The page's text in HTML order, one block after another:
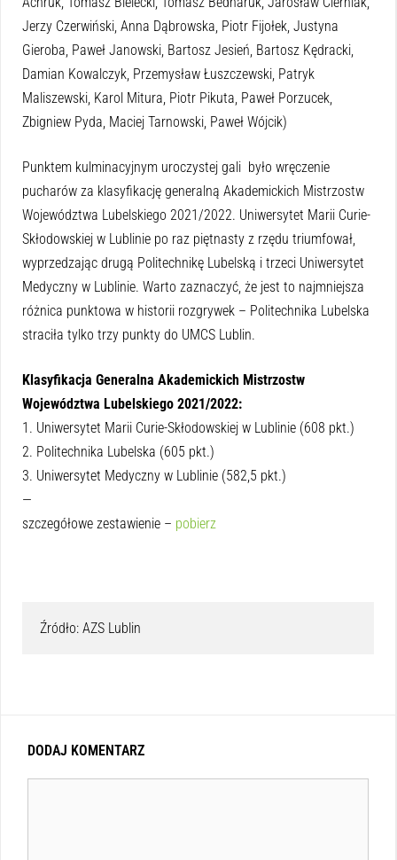
Jerzy Czerwiński, Anna Dąbrowska, Piotr Fijołek, Justyna
Gieroba, Paweł Janowski, Bartosz Jesień, Bartosz Kędracki,
Damian Kowalczyk, Przemysław Łuszczewski, Patryk
Maliszewski, Karol Mitura, Piotr Pikuta, Paweł Porzucek,
Zbigniew Pyda, Maciej Tarnowski, Paweł Wójcik)
Punktem kulminacyjnym uroczystej gali było wręczenie
pucharów za klasyfikację generalną Akademickich Mistrzostw
Województwa Lubelskiego 2021/2022. Uniwersytet Marii Curie-
Skłodowskiej w Lublinie po raz piętnasty z rzędu triumfował,
wyprzedzając drugą Politechnikę Lubelską i trzeci Uniwersytet
Medyczny w Lublinie. Warto zaznaczyć, że jest to najmniejsza
różnica punktowa w historii rozgrywek – Politechnika Lubelska
straciła tylko trzy punkty do UMCS Lublin.
Klasyfikacja Generalna Akademickich Mistrzostw
Województwa Lubelskiego 2021/2022:
1. Uniwersytet Marii Curie-Skłodowskiej w Lublinie (608 pkt.)
2. Politechnika Lubelska (605 pkt.)
3. Uniwersytet Medyczny w Lublinie (582,5 pkt.)
—
szczegółowe zestawienie – pobierz
Źródło: AZS Lublin
DODAJ KOMENTARZ